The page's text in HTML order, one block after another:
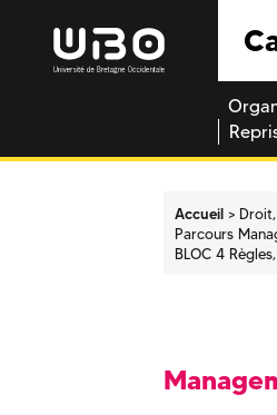
Accueil
Parcours
BLOC 4